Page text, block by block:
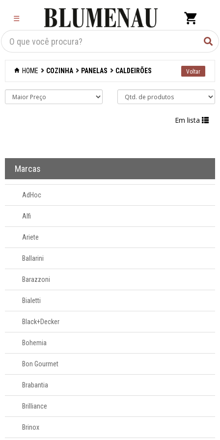
☰
Criar Lista×
Organização
Acessórios para
Acessórios para
organizar
servir
Churrasco
Linha infantil
Panelas
Caçarolas
Caldeirões
Cozi-vapor
Espagueteiras
Fervedores
Fondue
Frigideiras e grills
HOME COZINHA PANELAS CALDEIRÕES
Em lista
Marcas
AdHoc
Alfi
Ariete
Ballarini
Barazzoni
Bialetti
Black+Decker
Bohemia
Bon Gourmet
Brabantia
Brilliance
Brinox